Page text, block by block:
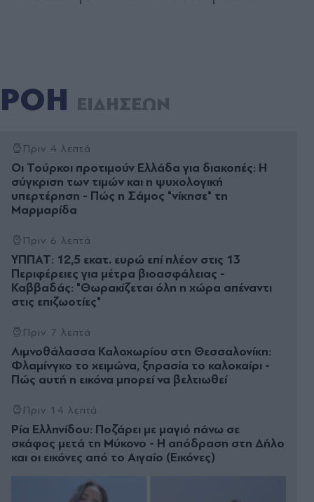
ΡΟΗ ΕΙΔΗΣΕΩΝ
Πριν 4 λεπτά
Οι Τούρκοι προτιμούν Ελλάδα για διακοπές: Η
σύγκριση των τιμών και η ψυχολογική
υπερτέρηση - Πώς η Σάμος "νίκησε" τη
Μαρμαρίδα
Πριν 6 λεπτά
ΥΠΠΑΤ: 12,5 εκατ. ευρώ επί πλέον στις 13
Περιφέρειες για μέτρα βιοασφάλειας -
Καββαδάς: "Θωρακίζεται όλη η χώρα απέναντι
στις επιζωοτίες"
Πριν 7 λεπτά
Λιμνοθάλασσα Καλοχωρίου στη Θεσσαλονίκη:
Φλαμίνγκο το χειμώνα, ξηρασία το καλοκαίρι -
Πώς αυτή η εικόνα μπορεί να βελτιωθεί
Πριν 14 λεπτά
Ρία Ελληνίδου: Ποζάρει με μαγιό πάνω σε
σκάφος μετά τη Μύκονο - Η απόδραση στη Δήλο
και οι εικόνες από το Αιγαίο (Εικόνες)